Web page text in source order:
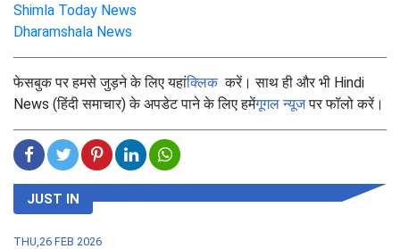
Shimla Today News
Dharamshala News
फेसबुक पर हमसे जुड़ने के लिए यहांक्लिककरें। साथ ही और भी Hindi
News (हिंदी समाचार) के अपडेट पाने के लिए हमेंगूगल न्यूजपर फॉलो करें।
JUST IN
THU,26 FEB 2026